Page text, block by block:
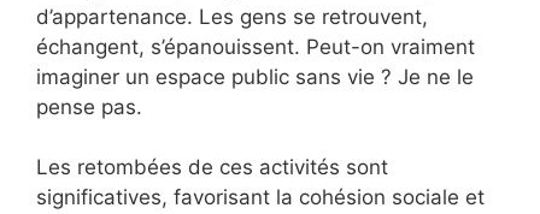
d’appartenance. Les gens se retrouvent,
échangent, s’épanouissent. Peut-on vraiment
imaginer un espace public sans vie ? Je ne le
pense pas.
Les retombées de ces activités sont
significatives, favorisant la cohésion sociale et